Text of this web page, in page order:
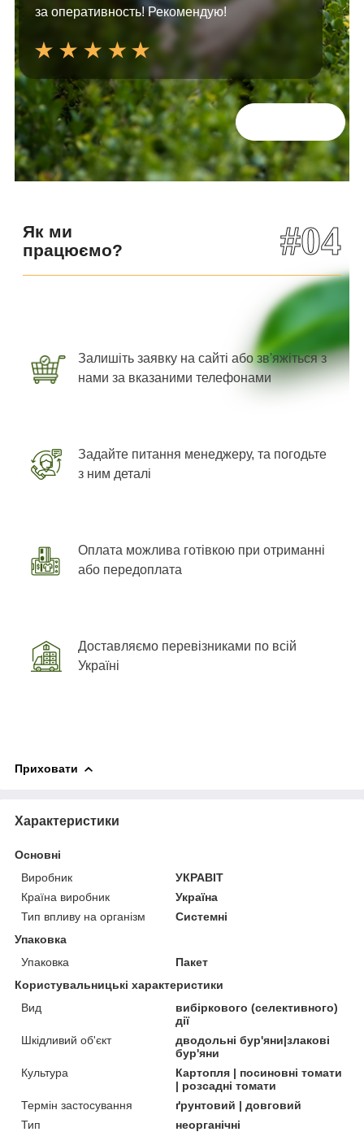
за оперативность! Рекомендую!
Як ми
працюємо?
#04
Залишіть заявку на сайті або зв'яжіться з
нами за вказаними телефонами
Задайте питання менеджеру, та погодьте
з ним деталі
Оплата можлива готівкою при отриманні
або передоплата
Доставляємо перевізниками по всій
Україні
Приховати
Характеристики
Основні
Виробник
УКРАВІТ
Країна виробник
Україна
Тип впливу на організм
Системні
Упаковка
Упаковка
Пакет
Користувальницькі характеристики
Вид
вибіркового (селективного)
дії
Шкідливий об'єкт
дводольні бур'яни|злакові
бур'яни
Культура
Картопля | посиновні томати
| розсадні томати
Термін застосування
ґрунтовий | довговий
Тип
неорганічні